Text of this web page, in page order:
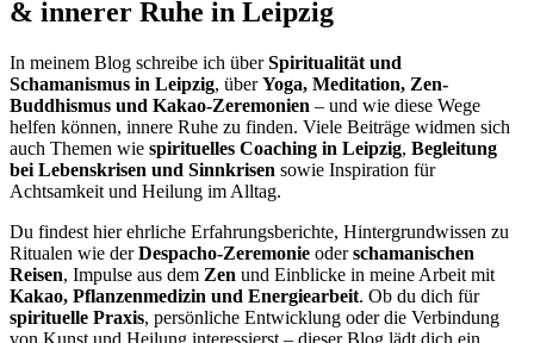
& innerer Ruhe in Leipzig
In meinem Blog schreibe ich überSpiritualität und
Schamanismus in Leipzig, überYoga, Meditation, Zen-
Buddhismus und Kakao-Zeremonien – und wie diese Wege
helfen können, innere Ruhe zu finden. Viele Beiträge widmen sich
auch Themen wie spirituelles Coaching in Leipzig, Begleitung
bei Lebenskrisen und Sinnkrisen sowie Inspiration für
Achtsamkeit und Heilung im Alltag.
Du findest hier ehrliche Erfahrungsberichte, Hintergrundwissen zu
Ritualen wie derDespacho-Zeremonie oderschamanischen
Reisen, Impulse aus dem Zen und Einblicke in meine Arbeit mit
Kakao, Pflanzenmedizin und Energiearbeit. Ob du dich für
spirituelle Praxis, persönliche Entwicklung oder die Verbindung